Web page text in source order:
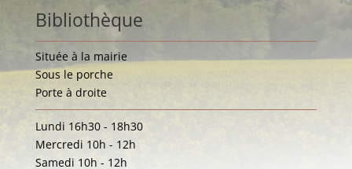
Bibliothèque
Située à la mairie
Sous le porche
Porte à droite
Lundi 16h30 - 18h30
Mercredi 10h - 12h
Samedi 10h - 12h